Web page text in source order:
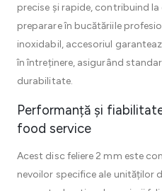
precise și rapide, contribuind
preparare în bucătăriile
inoxidabil, accesoriul
în întreținere, asigurând
durabilitate.
Performanță și
food service
Acest disc feliere 2 mm este
nevoilor specifice ale unităților